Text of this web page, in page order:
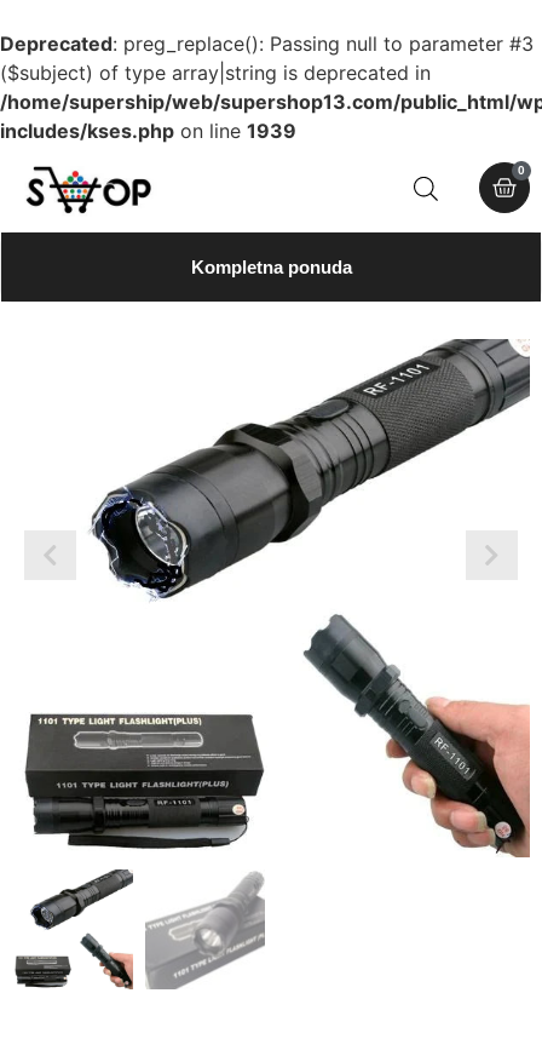
Deprecated: preg_replace(): Passing null to parameter #3
($subject) of type array|string is deprecated in
/home/supership/web/supershop13.com/public_html/
includes/kses.php on line 1939
0
Kompletna ponuda